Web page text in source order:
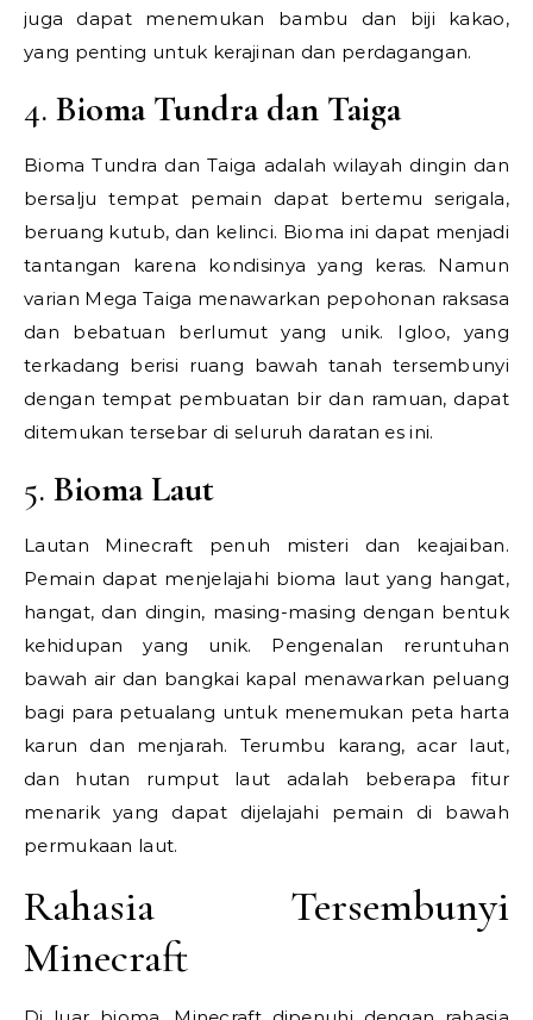
juga dapat menemukan bambu dan biji kakao,
yang penting untuk kerajinan dan perdagangan.
4. Bioma Tundra dan Taiga
Bioma Tundra dan Taiga adalah wilayah dingin dan
bersalju tempat pemain dapat bertemu serigala,
beruang kutub, dan kelinci. Bioma ini dapat menjadi
tantangan karena kondisinya yang keras. Namun
varian Mega Taiga menawarkan pepohonan raksasa
dan bebatuan berlumut yang unik. Igloo, yang
terkadang berisi ruang bawah tanah tersembunyi
dengan tempat pembuatan bir dan ramuan, dapat
ditemukan tersebar di seluruh daratan es ini.
5. Bioma Laut
Lautan Minecraft penuh misteri dan keajaiban.
Pemain dapat menjelajahi bioma laut yang hangat,
hangat, dan dingin, masing-masing dengan bentuk
kehidupan yang unik. Pengenalan reruntuhan
bawah air dan bangkai kapal menawarkan peluang
bagi para petualang untuk menemukan peta harta
karun dan menjarah. Terumbu karang, acar laut,
dan hutan rumput laut adalah beberapa fitur
menarik yang dapat dijelajahi pemain di bawah
permukaan laut.
Rahasia Tersembunyi
Minecraft